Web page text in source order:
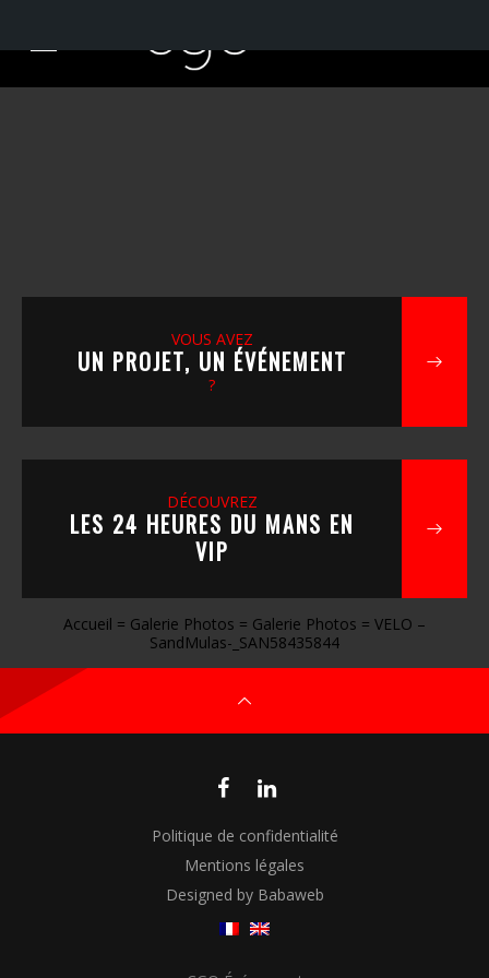
VOUS AVEZ
UN PROJET, UN ÉVÉNEMENT
?
DÉCOUVREZ
LES 24 HEURES DU MANS EN
VIP
Accueil = Galerie Photos = Galerie Photos = VELO –
SandMulas-_SAN58435844
Politique de confidentialité
Mentions légales
Designed by Babaweb